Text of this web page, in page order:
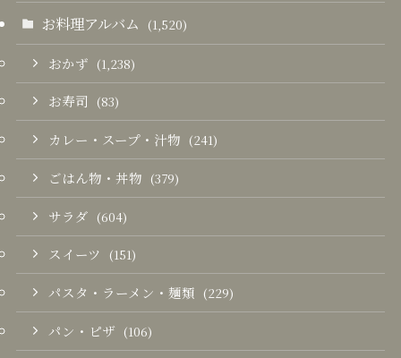
お料理アルバム (1,520)
おかず (1,238)
お寿司 (83)
カレー・スープ・汁物 (241)
ごはん物・丼物 (379)
サラダ (604)
スイーツ (151)
パスタ・ラーメン・麺類 (229)
パン・ピザ (106)